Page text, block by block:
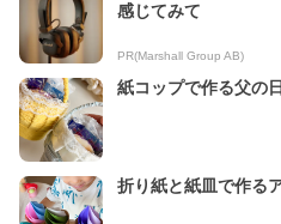
感じてみて
PR(Marshall Group AB)
紙コップで作る父の
折り紙と紙皿で作る